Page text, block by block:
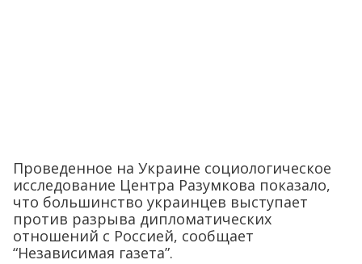
Проведенное на Украине социологическое
исследование Центра Разумкова показало,
что большинство украинцев выступает
против разрыва дипломатических
отношений с Россией, сообщает
“Независимая газета”.